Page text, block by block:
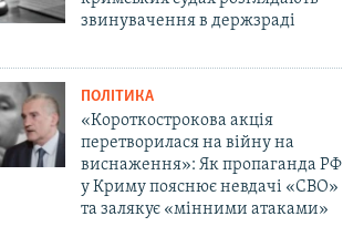
звинувачення в держзраді
ПОЛІТИКА
«Короткострокова акція
перетворилася на війну на
виснаження»: Як пропаганда РФ
у Криму пояснює невдачі «СВО»
та залякує «мінними атаками»